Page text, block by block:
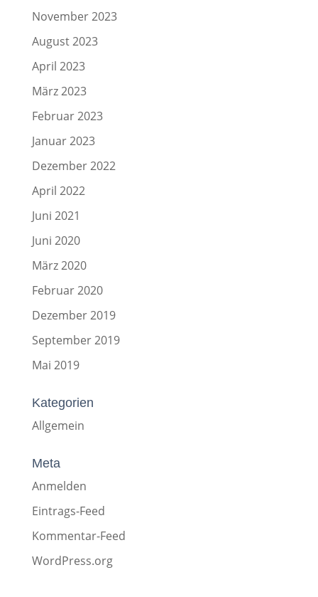
November 2023
August 2023
April 2023
März 2023
Februar 2023
Januar 2023
Dezember 2022
April 2022
Juni 2021
Juni 2020
März 2020
Februar 2020
Dezember 2019
September 2019
Mai 2019
Kategorien
Allgemein
Meta
Anmelden
Eintrags-Feed
Kommentar-Feed
WordPress.org